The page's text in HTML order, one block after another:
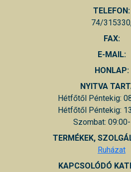
TELEFON:
74/
FAX:
E-MAIL:
HONLAP:
NYITVA
Hétfőtől Péntekig:
Hétfőtől Péntekig:
Szombat:
TERMÉKEK,
Ruházat
KAPCSOLÓDÓ